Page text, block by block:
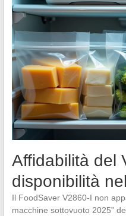
Affidabilità del
disponibilità
Il FoodSaver V2860-I non
macchine sottovuoto 2025”